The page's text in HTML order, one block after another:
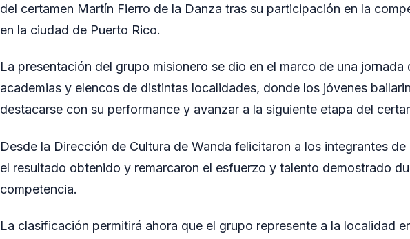
del certamen Martín Fierro de la Danza tras su participación en la
en la ciudad de Puerto Rico.
La presentación del grupo misionero se dio en el marco de una jornada
academias y elencos de distintas localidades, donde los jóvenes
destacarse con su performance y avanzar a la siguiente etapa del
Desde la Dirección de Cultura de Wanda felicitaron a los integrantes de
el resultado obtenido y remarcaron el esfuerzo y talento demostrado
competencia.
La clasificación permitirá ahora que el grupo represente a la localidad